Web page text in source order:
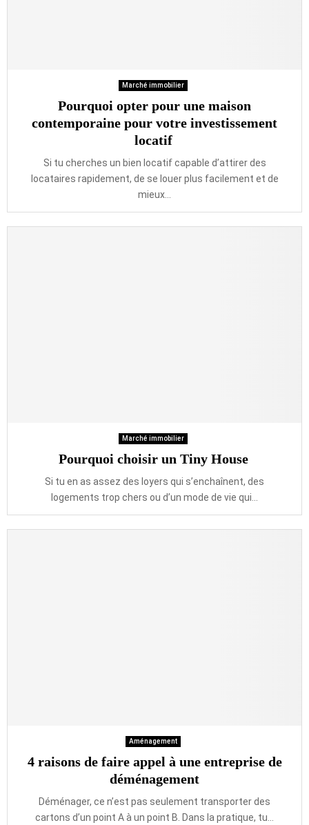
Marché immobilier
Pourquoi opter pour une maison
contemporaine pour votre investissement
locatif
Si tu cherches un bien locatif capable d’attirer des
locataires rapidement, de se louer plus facilement et de
mieux...
Marché immobilier
Pourquoi choisir un Tiny House
Si tu en as assez des loyers qui s’enchaînent, des
logements trop chers ou d’un mode de vie qui...
Aménagement
4 raisons de faire appel à une entreprise de
déménagement
Déménager, ce n’est pas seulement transporter des
cartons d’un point A à un point B. Dans la pratique, tu...